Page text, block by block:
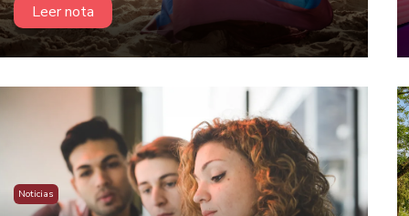
Leer nota
Noticias